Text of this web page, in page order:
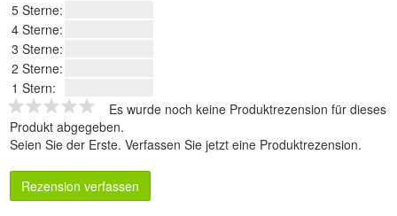
5 Sterne:
4 Sterne:
3 Sterne:
2 Sterne:
1 Stern:
Es wurde noch keine Produktrezension für dieses
Produkt abgegeben.
Seien Sie der Erste. Verfassen Sie jetzt eine Produktrezension.
Rezension verfassen